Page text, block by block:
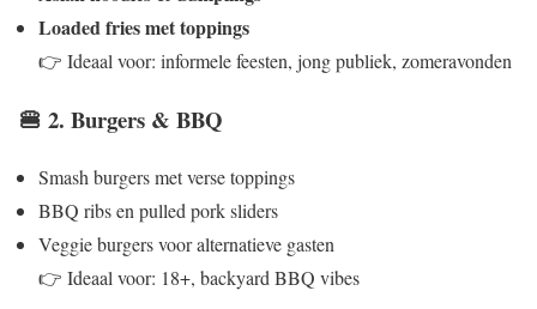
Loaded fries met toppings
👉 Ideaal voor: informele feesten, jong publiek, zomeravonden
🍔 2. Burgers & BBQ
Smash burgers met verse toppings
BBQ ribs en pulled pork sliders
Veggie burgers voor alternatieve gasten
👉 Ideaal voor: 18+, backyard BBQ vibes